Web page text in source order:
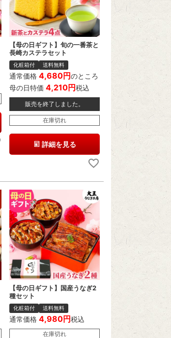
【母の日ギフト】旬の一番茶と
長崎カステラセット
化粧箱付 送料無料
通常価格 4,680
のところ
母の日特価 4,210 税込
販売を終了しました。
在庫切れ
詳細を見る
【母の日ギフト】国産うなぎ2
種セット
化粧箱付 送料無料
通常価格 4,980 税込
在庫切れ